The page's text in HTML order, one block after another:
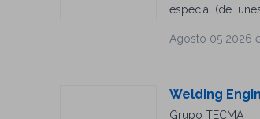
especial (de
Agosto 05 2026
Welding
Grupo TECMA